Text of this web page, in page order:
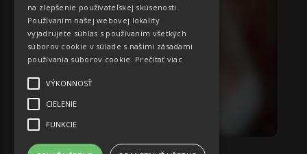
ID:2192
Monika
Miery:84-60-88
na zlepšenie používateľskej skúsenosti.
Používaním našej webovej lokality
vyjadrujete súhlas s používaním všetkých
súborov cookie v súlade s našimi zásadami
používania súborov cookie. Prečítať viac
VÝKONNOSŤ
CIELENIE
FUNKCIE